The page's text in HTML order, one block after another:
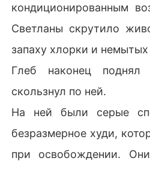
кондиционированным
Светланы скрутило
запаху хлорки и немытых
Глеб наконец поднял
скользнул по ней.
На ней были серые
безразмерное худи,
при освобождении.